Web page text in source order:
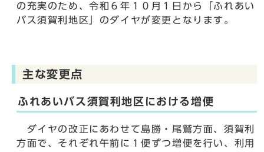
の充実のため、令和６年１０月１日から「ふれあい
バス須賀利地区」のダイヤが変更となります。
主な変更点
ふれあいバス須賀利地区における増便
ダイヤの改正にあわせて島勝・尾鷲方面、須賀利
方面で、それぞれ午前に１便ずつ増便を行い、利用